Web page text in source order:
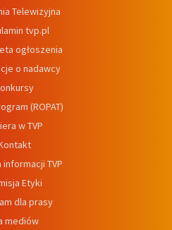
Telewizyjna
tvp.pl
ogłoszenia
o nadawcy
(ROPAT)
w TVP
informacji TVP
Etyki
dla prasy
mediów